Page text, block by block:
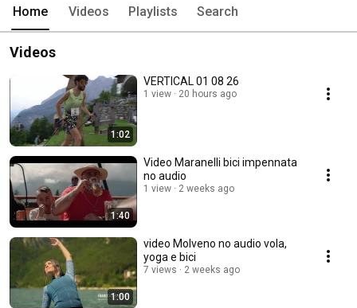
Home Videos Playlists Search
Videos
1:02
VERTICAL 01 08 26
1 view 20 hours ago
1:40
Video Maranelli bici impennata
no audio
1 view 2 weeks ago
1:00
video Molveno no audio vola,
yoga e bici
7 views 2 weeks ago